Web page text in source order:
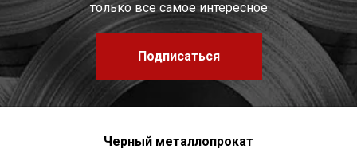
только все самое интересное
Подписаться
Черный металлопрокат